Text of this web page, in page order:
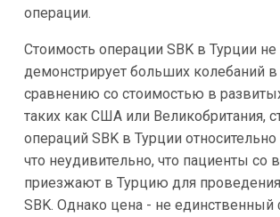
операции.
Стоимость операции SBK в Турции не
демонстрирует больших колебаний в
сравнению со стоимостью в
таких как США или Великобритания,
операций SBK в Турции относительно
что неудивительно, что пациенты со
приезжают в Турцию для
SBK. Однако цена - не единственный